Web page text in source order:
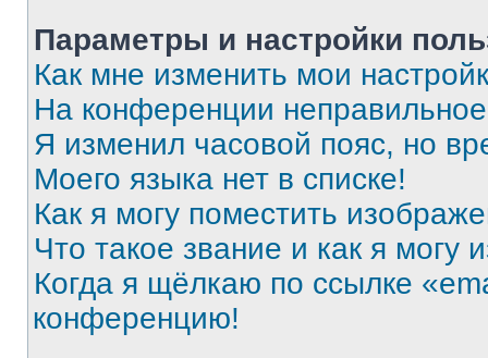
Параметры и настройки
Как мне изменить мои
На конференции
Я изменил часовой пояс, но
Моего языка нет в списке!
Как я могу поместить
Что такое звание и как я могу
Когда я щёлкаю по ссылке
конференцию!